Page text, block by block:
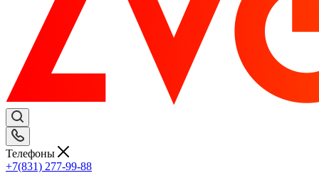
Телефоны
+7(831) 277-99-88